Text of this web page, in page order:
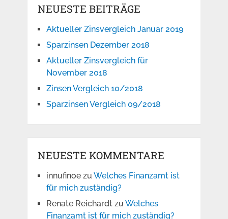
NEUESTE BEITRÄGE
Aktueller Zinsvergleich Januar 2019
Sparzinsen Dezember 2018
Aktueller Zinsvergleich für
November 2018
Zinsen Vergleich 10/2018
Sparzinsen Vergleich 09/2018
NEUESTE KOMMENTARE
innufinoezu Welches Finanzamt ist
für mich zuständig?
Renate Reichardtzu Welches
Finanzamt ist für mich zuständig?